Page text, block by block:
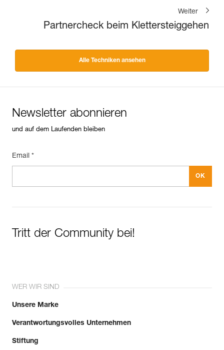
Weiter
Partnercheck beim Klettersteiggehen
Alle Techniken ansehen
Newsletter abonnieren
und auf dem Laufenden bleiben
Email *
Tritt der Community bei!
WER WIR SIND
Unsere Marke
Verantwortungsvolles Unternehmen
Stiftung